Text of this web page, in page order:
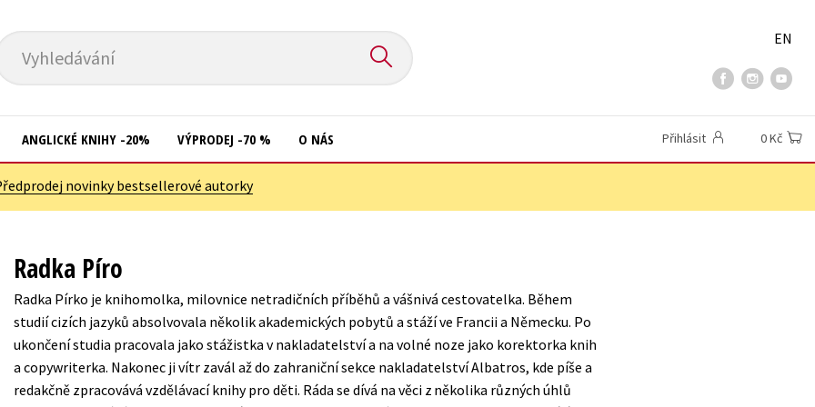
Vyhledávání
EN
New Adult
Ostatní
Počítače
Učebnice
Umění a kultura
Výchova a pedagogika
ANGLICKÉ KNIHY -20% VÝPRODEJ -70 % O NÁS Přihlásit 0 Kč
novinky bestsellerové autorky
Radka Píro
Radka Pírko je knihomolka, milovnice netradičních příběhů a vášnivá cestovatelka. Během
studií cizích jazyků absolvovala několik akademických pobytů a stáží ve Francii a Německu. Po
ukončení studia pracovala jako stážistka v nakladatelství a na volné noze jako korektorka knih
a copywriterka. Nakonec ji vítr zavál až do zahraniční sekce nakladatelství Albatros, kde píše a
redakčně zpracovává vzdělávací knihy pro děti. Ráda se dívá na věci z několika různých úhlů